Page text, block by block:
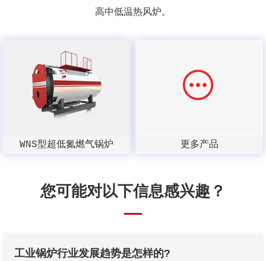
高中低温热风炉。
WNS型超低氮燃气锅炉 更多产品
您可能对以下信息感兴趣？
工业锅炉行业发展趋势是怎样的?